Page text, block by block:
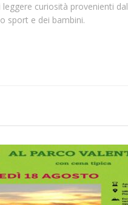
curiosità provenienti dal
sport e dei bambini.